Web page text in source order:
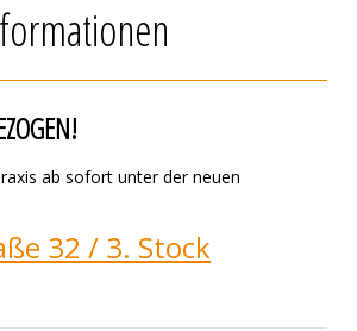
ab sofort unter der neuen
32 / 3. Stock